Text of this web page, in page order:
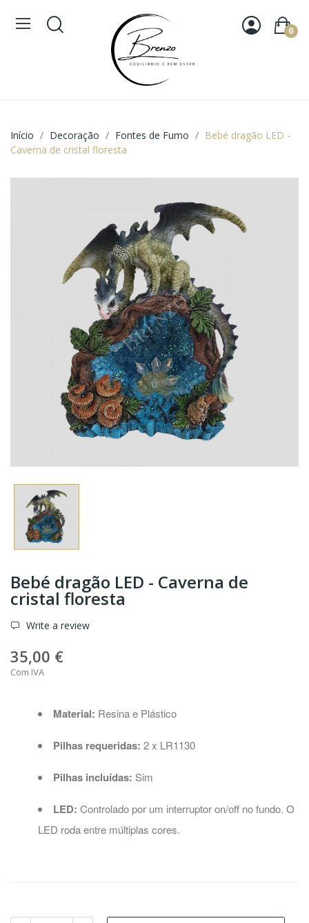
0
Início Decoração Fontes de Fumo
Bebé dragão LED -
Caverna de cristal floresta
Bebé dragão LED - Caverna de
cristal floresta
Write a review
35,00 €
Com IVA
Material: Resina e Plástico
Pilhas requeridas: 2 x LR1130
Pilhas incluídas: Sim
LED: Controlado por um interruptor on/off no fundo. O
LED roda entre múltiplas cores.